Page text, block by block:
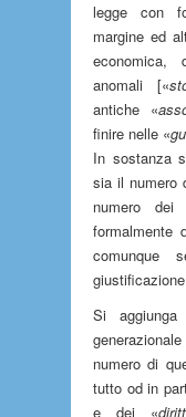
legge con
margine ed
economica,
anomali [«
antiche «
finire nelle «
In sostanza
sia il numero
numero dei
formalmente
comunque
Si
numero di
tutto od in
e dei «